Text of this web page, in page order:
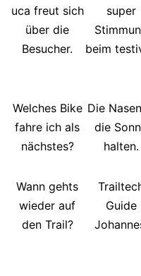
uca freut sich
über die
Besucher.
super
beim
Welches Bike
fahre ich als
nächstes?
Die
die
halten.
Wann gehts
wieder auf
den Trail?
Guide